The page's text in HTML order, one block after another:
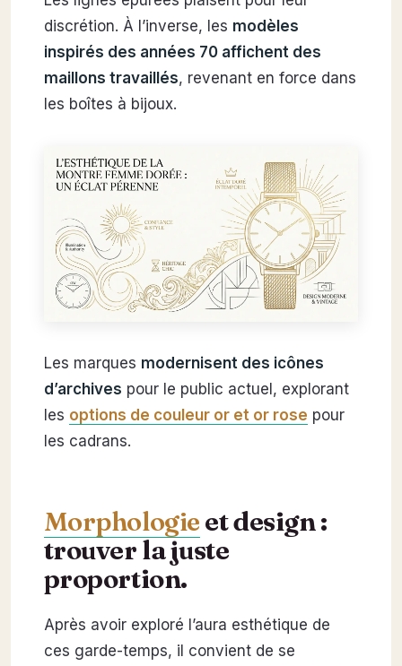
discrétion. À l’inverse, les modèles
inspirés des années 70 affichent des
maillons travaillés, revenant en force dans
les boîtes à bijoux.
Les marques modernisent des icônes
d’archives pour le public actuel, explorant
les options de couleur or et or rose pour
les cadrans.
Morphologieet design :
trouver la juste
proportion.
Après avoir exploré l’aura esthétique de
ces garde-temps, il convient de se